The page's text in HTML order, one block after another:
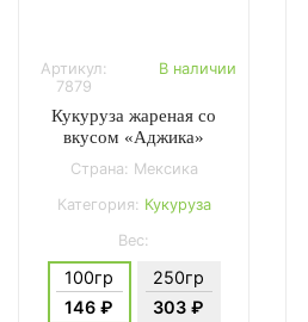
Артикул:
7879
В наличии
Кукуруза жареная со
вкусом «Аджика»
Страна: Мексика
Категория: Кукуруза
Вес:
100гр
146 ₽
250гр
303 ₽